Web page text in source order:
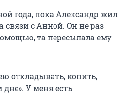
года, пока Александр жил
связи с Анной. Он не раз
та пересылала ему
откладывать, копить,
У меня есть